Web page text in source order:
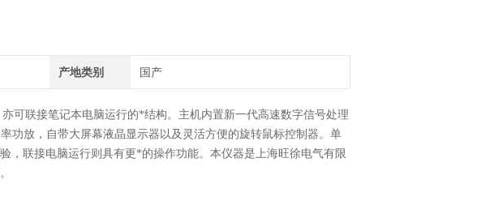
产地类别 国产
可联接笔记本电脑运行的*结构。主机内置新一代高速数字信号处理
功放，自带大屏幕液晶显示器以及灵活方便的旋转鼠标控制器。单
，联接电脑运行则具有更*的操作功能。本仪器是上海旺徐电气有限